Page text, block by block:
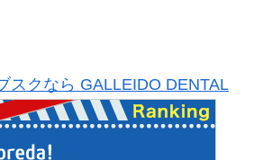
スクなら GALLEIDO DENTAL